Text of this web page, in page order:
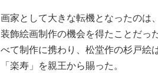
画家として大きな転機となったのは
装飾絵画制作の機会を得たことだっ
べて制作に携わり、松堂作の杉戸絵
「楽寿」を親王から賜った。